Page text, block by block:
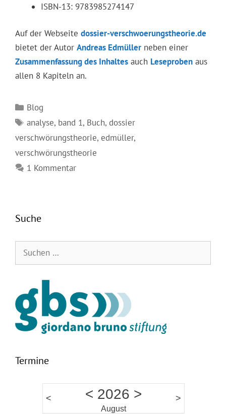
ISBN-13: 9783985274147
Auf der Webseite dossier-verschwoerungstheorie.de
bietet der Autor Andreas Edmüller neben einer
Zusammenfassung des Inhaltes auch Leseproben aus
allen 8 Kapiteln an.
Kategorien
Blog
Schlagwörter
analyse, band 1, Buch,dossier
verschwörungstheorie, edmüller,
verschwörungstheorie
1 Kommentar
Suche
Suchen
nach:
Termine
< < 2026 >
August
>